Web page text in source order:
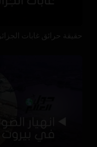
حقيقة حرائق غابات الجزائر